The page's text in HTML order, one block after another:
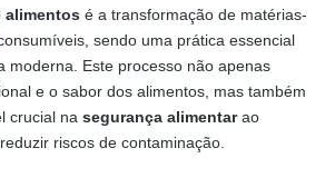
alimentos é a transformação de matérias-
sendo uma prática essencial
moderna. Este processo não apenas
e o sabor dos alimentos, mas também
crucial na segurança alimentarao
riscos de contaminação.